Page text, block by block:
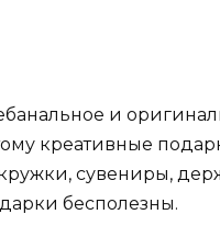
и
креативные
сувениры,
бесполезны.